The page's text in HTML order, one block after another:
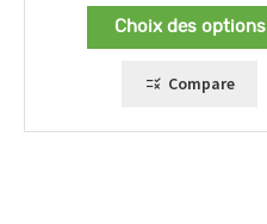
Choix des options
Compare